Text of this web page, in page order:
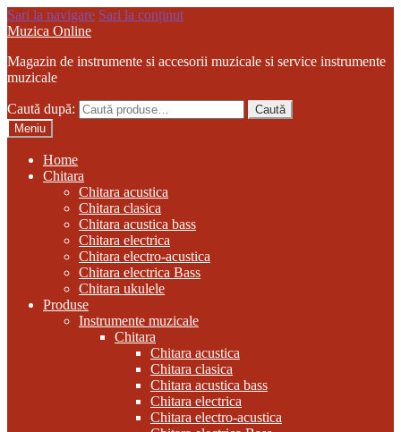
Sari la navigare Sari la conținut
Muzica Online
Magazin de instrumente si accesorii muzicale si service instrumente
muzicale
Caută după:
Caută
Meniu
Home
Chitara
Chitara acustica
Chitara clasica
Chitara acustica bass
Chitara electrica
Chitara electro-acustica
Chitara electrica Bass
Chitara ukulele
Produse
Instrumente muzicale
Chitara
Chitara acustica
Chitara clasica
Chitara acustica bass
Chitara electrica
Chitara electro-acustica